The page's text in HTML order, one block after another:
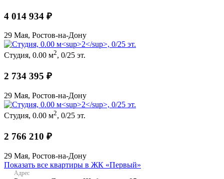
4 014 934 ₽
29 Мая, Ростов-на-Дону
Студия, 0.00 м2, 0/25 эт.
2 734 395 ₽
29 Мая, Ростов-на-Дону
Студия, 0.00 м2, 0/25 эт.
2 766 210 ₽
29 Мая, Ростов-на-Дону
Показать все квартиры в ЖК «Первый»
Адрес